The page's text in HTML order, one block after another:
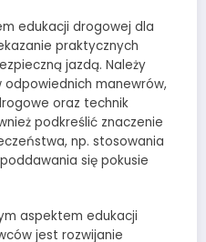
edukacji drogowej dla
praktycznych
jazdą. Należy
odpowiednich manewrów,
oraz technik
podkreślić znaczenie
np. stosowania
się pokusie
aspektem edukacji
jest rozwijanie